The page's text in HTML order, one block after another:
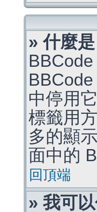
» 什麼
中停用
標籤用
多的顯
面中的
回頂端
» 我可